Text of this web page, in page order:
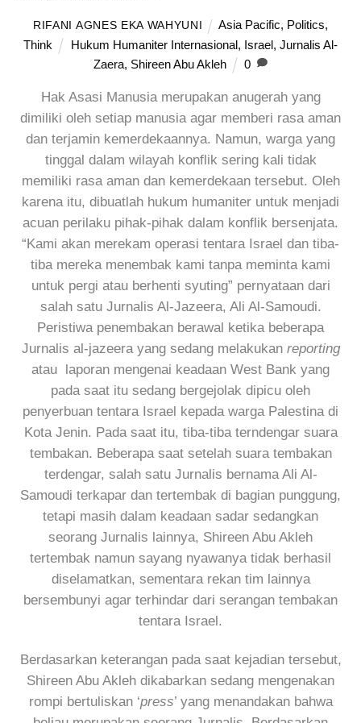
RIFANI AGNES EKA WAHYUNI Asia Pacific, Politics,
Think
Hukum Humaniter Internasional, Israel , Jurnalis Al-
Zaera, Shireen Abu Akleh 0
Hak Asasi Manusia merupakan anugerah yang
dimiliki oleh setiap manusia agar memberi rasa aman
dan terjamin kemerdekaannya. Namun, warga yang
tinggal dalam wilayah konflik sering kali tidak
memiliki rasa aman dan kemerdekaan tersebut. Oleh
karena itu, dibuatlah hukum humaniter untuk menjadi
acuan perilaku pihak-pihak dalam konflik bersenjata.
“Kami akan merekam operasi tentara Israel dan tiba-
tiba mereka menembak kami tanpa meminta kami
untuk pergi atau berhenti syuting” pernyataan dari
salah satu Jurnalis Al-Jazeera, Ali Al-Samoudi.
Peristiwa penembakan berawal ketika beberapa
Jurnalis al-jazeera yang sedang melakukan reporting
atau laporan mengenai keadaan West Bank yang
pada saat itu sedang bergejolak dipicu oleh
penyerbuan tentara Israel kepada warga Palestina di
Kota Jenin. Pada saat itu, tiba-tiba terndengar suara
tembakan. Beberapa saat setelah suara tembakan
terdengar, salah satu Jurnalis bernama Ali Al-
Samoudi terkapar dan tertembak di bagian punggung,
tetapi masih dalam keadaan sadar sedangkan
seorang Jurnalis lainnya, Shireen Abu Akleh
tertembak namun sayang nyawanya tidak berhasil
diselamatkan, sementara rekan tim lainnya
bersembunyi agar terhindar dari serangan tembakan
tentara Israel.
Berdasarkan keterangan pada saat kejadian tersebut,
Shireen Abu Akleh dikabarkan sedang mengenakan
rompi bertuliskan ‘press’ yang menandakan bahwa